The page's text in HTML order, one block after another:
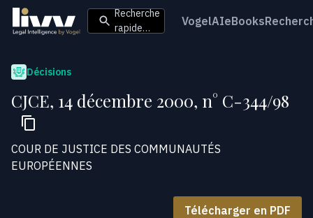
Recherche
rapide…
VogelAIeBooks
Décisions
CJCE, 14 décembre 2000, n° C-344/98
COUR DE JUSTICE DES COMMUNAUTÉS
EUROPÉENNES
Télécharger en PDF